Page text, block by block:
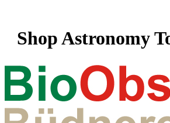
Shop Astronomy